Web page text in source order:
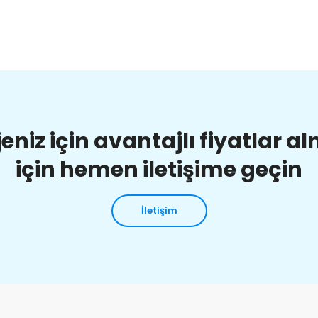
için avantajlı fiyatlar
için hemen iletişime geçin
İletişim